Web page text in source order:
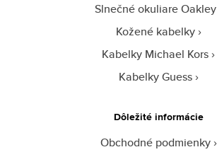
Slnečné okuliare Oakley
Kožené kabelky
Kabelky Michael Kors
Kabelky Guess
Dôležité informácie
Obchodné podmienky